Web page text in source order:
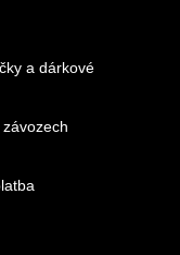
a dárkové